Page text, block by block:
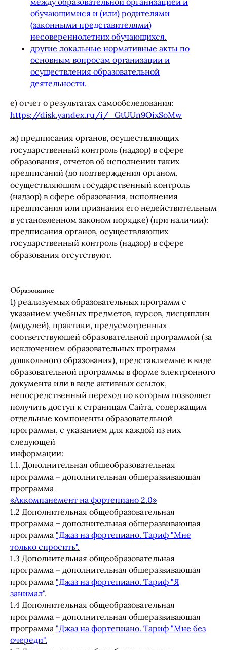
обучающимися и (или) родителями
(законными представителями)
несовереннолетних обучающихся.
другие локальные нормативные акты по
основным вопросам организации и
осуществления образовательной
деятельности.
е) отчет о результатах самообследования:
https://disk.yandex.ru/i/_GtUUn9OixSoMw
ж) предписания органов, осуществляющих
государственный контроль (надзор) в сфере
образования, отчетов об исполнении таких
предписаний (до подтверждения органом,
осуществляющим государственный контроль
(надзор) в сфере образования, исполнения
предписания или признания его недействительным
в установленном законом порядке) (при наличии):
предписания органов, осуществляющих
государственный контроль (надзор) в сфере
образования отсутствуют.
Образование
1) реализуемых образовательных программ с
указанием учебных предметов, курсов, дисциплин
(модулей), практики, предусмотренных
соответствующей образовательной программой (за
исключением образовательных программ
дошкольного образования), представляемые в виде
образовательной программы в форме электронного
документа или в виде активных ссылок,
непосредственный переход по которым позволяет
получить доступ к страницам Сайта, содержащим
отдельные компоненты образовательной
программы, с указанием для каждой из них
следующей
информации:
1.1. Дополнительная общеобразовательная
программа – дополнительная общеразвивающая
программа
«Аккомпанемент на фортепиано 2.0»
1.2 Дополнительная общеобразовательная
программа – дополнительная общеразвивающая
программа "Джаз на фортепиано. Тариф "Мне
только спросить".
1.3 Дополнительная общеобразовательная
программа – дополнительная общеразвивающая
программа "Джаз на фортепиано. Тариф "Я
занимал".
1.4 Дополнительная общеобразовательная
программа – дополнительная общеразвивающая
программа "Джаз на фортепиано. Тариф "Мне без
очереди".